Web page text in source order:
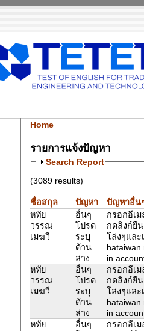
Home
รายการแจ้งปัญหา
Search Report
(3089 results)
ชื่อสกุล ปัญหา
ปัญหาอื่น
หทัย
วรรณ
เมฆวี
อื่นๆ
โปรด
ระบุ
ด้าน
ล่าง
กรอกอีเ
กดลิงก์ยื
โล่งๆและ
in
หทัย
วรรณ
เมฆวี
อื่นๆ
โปรด
ระบุ
ด้าน
ล่าง
กรอกอีเ
กดลิงก์ยื
โล่งๆและ
in
หทัย
อื่นๆ
กรอกอีเ